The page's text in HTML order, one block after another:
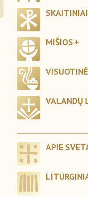
SKAITINIAI
MIŠIOS
VALANDŲ
APIE